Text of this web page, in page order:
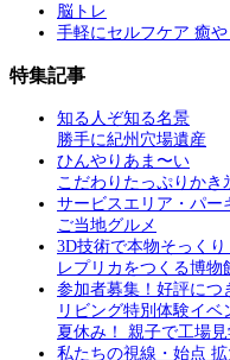
脳トレ
手軽にセルフケア 癒
特集記事
知る人ぞ知る名景
勝手に紀州穴場遺産
ひんやりあま〜い
こだわりたっぷりかき
サービスエリア・パー
ご当地グルメ
3D技術で本物そっくり
レプリカをつくる博物
参加者募集！好評につ
リビング特別体験イベ
夏休み！ 親子で工場
私たちの視線・始点 拡